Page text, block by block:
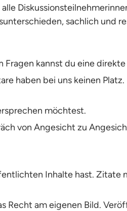
sachlich und
Fragen kannst du eine
haben bei uns keinen
möchtest.
von Angesicht zu
Inhalte hast.
Recht am eigenen Bild.